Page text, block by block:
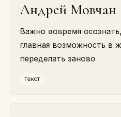
Андрей Мовчан
Важно вовремя
главная возможность в
переделать заново
текст